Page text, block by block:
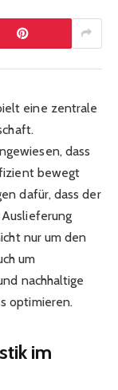
eine zentrale
dass
bewegt
dafür, dass der
nur um den
um
nachhaltige
optimieren.
im